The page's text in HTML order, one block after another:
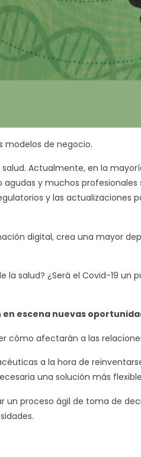
modelos de negocio.
Actualmente, en la
y muchos
y las actualizaciones
digital, crea una mayor
salud? ¿Será el Covid-19
escena nuevas
cómo afectarán a las
a la hora de
una solución más
proceso ágil de toma de